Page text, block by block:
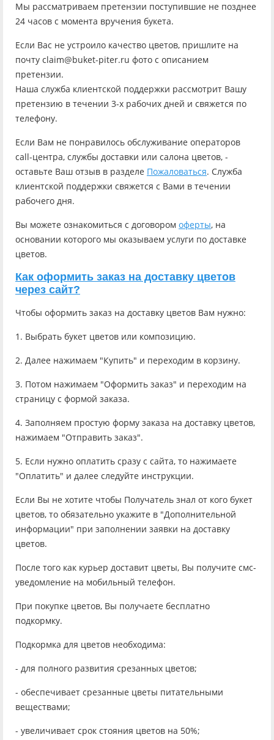
Мы рассматриваем претензии поступившие не позднее
24 часов с момента вручения букета.
Если Вас не устроило качество цветов, пришлите на
почту claim@buket-piter.ru фото с описанием
претензии.
Наша служба клиентской поддержки рассмотрит Вашу
претензию в течении 3-х рабочих дней и свяжется по
телефону.
Если Вам не понравилось обслуживание операторов
call-центра, службы доставки или салона цветов, -
оставьте Ваш отзыв в разделе Пожаловаться. Служба
клиентской поддержки свяжется с Вами в течении
рабочего дня.
Вы можете ознакомиться с договором оферты, на
основании которого мы оказываем услуги по доставке
цветов.
Как оформить заказ на доставку цветов
через сайт?
Чтобы оформить заказ на доставку цветов Вам нужно:
1. Выбрать букет цветов или композицию.
2. Далее нажимаем "Купить" и переходим в корзину.
3. Потом нажимаем "Оформить заказ" и переходим на
страницу с формой заказа.
4. Заполняем простую форму заказа на доставку цветов,
нажимаем "Отправить заказ".
5. Если нужно оплатить сразу с сайта, то нажимаете
"Оплатить" и далее следуйте инструкции.
Если Вы не хотите чтобы Получатель знал от кого букет
цветов, то обязательно укажите в "Дополнительной
информации" при заполнении заявки на доставку
цветов.
После того как курьер доставит цветы, Вы получите смс-
уведомление на мобильный телефон.
При покупке цветов, Вы получаете бесплатно
подкормку.
Подкормка для цветов необходима:
- для полного развития срезанных цветов;
- обеспечивает срезанные цветы питательными
веществами;
- увеличивает срок стояния цветов на 50%;